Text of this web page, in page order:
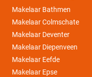
Makelaar Bathmen
Makelaar Colmschate
Makelaar Deventer
Makelaar Diepenveen
Makelaar Eefde
Makelaar Epse